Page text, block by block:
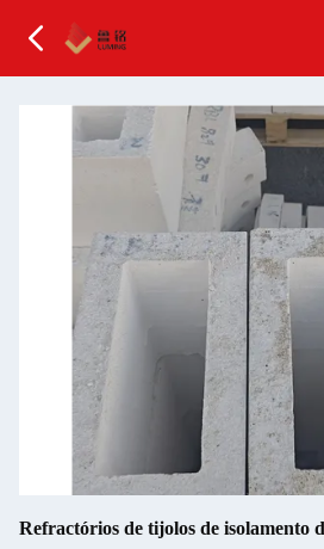
Refractórios de tijolos de isolamento